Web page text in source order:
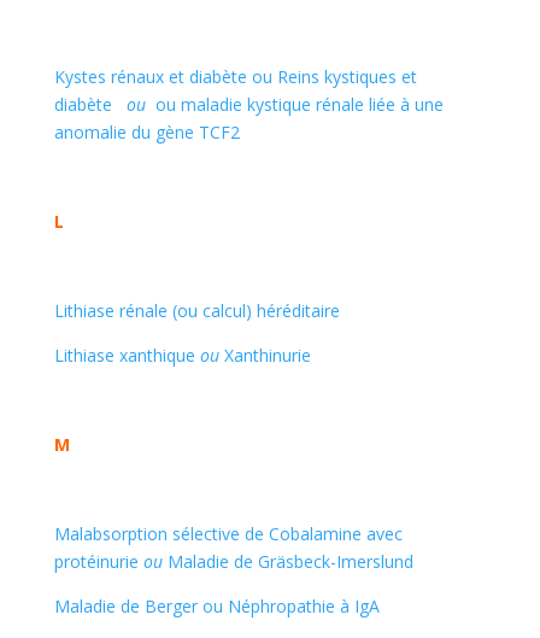
Kystes rénaux et diabète ou Reins kystiques et
diabète ou ou maladie kystique rénale liée à une
anomalie du gène TCF2
L
Lithiase rénale (ou calcul) héréditaire
Lithiase xanthique ouXanthinurie
M
Malabsorption sélective de Cobalamine avec
protéinurie ouMaladie de Gräsbeck-Imerslund
Maladie de Berger ou Néphropathie à IgA